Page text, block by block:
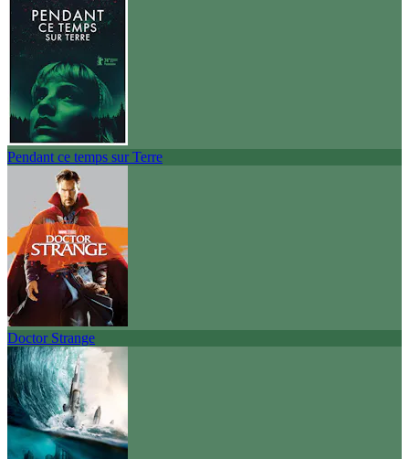
Pendant ce temps sur Terre
Doctor Strange